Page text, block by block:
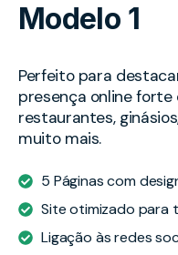
Modelo 1
Perfeito para
presença online
restaurantes,
muito mais.
5 Páginas com
Site otimizado para
Ligação às redes